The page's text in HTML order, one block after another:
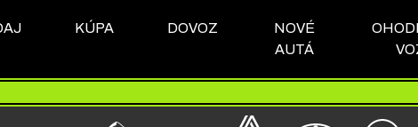
KÚPA DOVOZ
NOVÉ
AUTÁ